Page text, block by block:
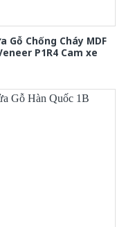
Gỗ Chống Cháy MDF
P1R4 Cam xe